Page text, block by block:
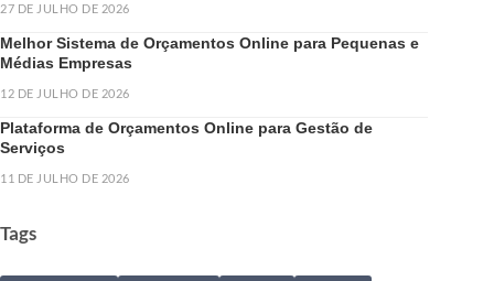
27 DE JULHO DE 2026
Melhor Sistema de Orçamentos Online para Pequenas e
Médias Empresas
12 DE JULHO DE 2026
Plataforma de Orçamentos Online para Gestão de
Serviços
11 DE JULHO DE 2026
Tags